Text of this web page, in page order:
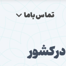
تماس‌باما
کشور